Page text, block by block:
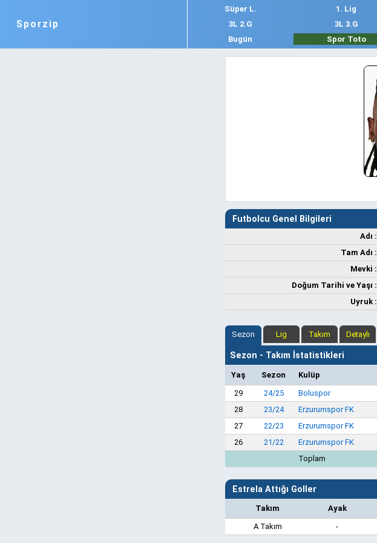
Sporzip
Süper L. 1. Lig
3L 2.G
3L 3.G
Bugün
Spor Toto
Futbolcu Genel Bilgileri
Adı :
Tam Adı :
Mevki :
Doğum Tarihi ve Yaşı :
Uyruk :
Sezon Lig Takım Detaylı
Sezon - Takım İstatistikleri
Yaş Sezon Kulüp
29
24/25 Boluspor
28
23/24 Erzurumspor FK
27
22/23 Erzurumspor FK
26
21/22 Erzurumspor FK
Toplam
Estrela Attığı Goller
Takım Ayak
A Takım
-